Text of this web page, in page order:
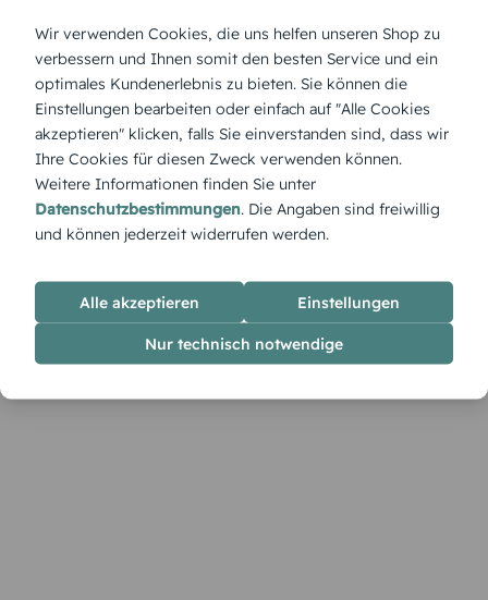
Produktbeschreibung
„Leuchtturm“ steht symbolisch für Orientierung und
Sicherheit in der Liebe. Diese Tischkarte strahlt Ruhe und
maritime Romantik aus – perfekt für Hochzeiten mit
Nordsee-Flair.
Wir verwenden Cookies, die uns helfen unseren Shop zu
verbessern und Ihnen somit den besten Service und ein
optimales Kundenerlebnis zu bieten. Sie können die
Einstellungen bearbeiten oder einfach auf "Alle Cookies
akzeptieren" klicken, falls Sie einverstanden sind, dass wir
Ihre Cookies für diesen Zweck verwenden können.
Weitere Informationen finden Sie unter
Datenschutzbestimmungen. Die Angaben sind freiwillig
und können jederzeit widerrufen werden.
Alle akzeptieren Einstellungen
Nur technisch notwendige